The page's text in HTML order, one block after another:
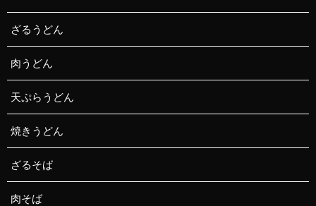
ざるうどん
肉うどん
天ぷらうどん
焼きうどん
ざるそば
肉そば